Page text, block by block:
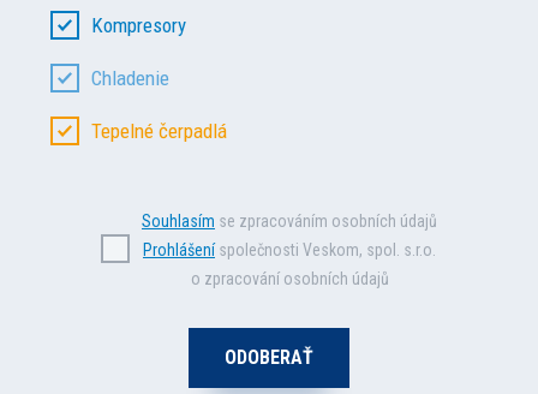
Kompresory
Chladenie
Tepelné čerpadlá
Souhlasím se zpracováním osobních údajů
Prohlášeníspolečnosti Veskom, spol. s.r.o.
o zpracování osobních údajů